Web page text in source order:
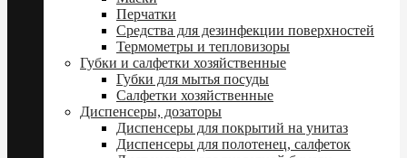
Перчатки
Средства для дезинфекции поверхностей
Термометры и тепловизоры
Губки и салфетки хозяйственные
Губки для мытья посуды
Салфетки хозяйственные
Диспенсеры, дозаторы
Диспенсеры для покрытий на унитаз
Диспенсеры для полотенец, салфеток